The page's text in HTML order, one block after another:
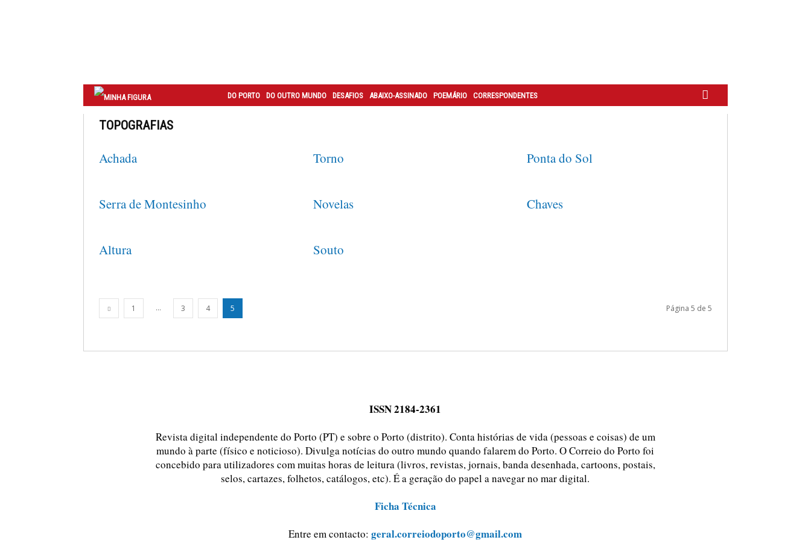
DO PORTO DO OUTRO MUNDO DESAFIOS ABAIXO-ASSINADO POEMÁRIO CORRESPONDENTES
TOPOGRAFIAS
Achada Torno Ponta do Sol
Serra de Montesinho Novelas Chaves
Altura Souto
1 ... 3 4 5 Página 5 de 5
ISSN 2184-2361
Revista digital independente do Porto (PT) e sobre o Porto (distrito). Conta histórias de vida (pessoas e coisas) de um
mundo à parte (físico e noticioso). Divulga notícias do outro mundo quando falarem do Porto. O Correio do Porto foi
concebido para utilizadores com muitas horas de leitura (livros, revistas, jornais, banda desenhada, cartoons, postais,
selos, cartazes, folhetos, catálogos, etc). É a geração do papel a navegar no mar digital.
Ficha Técnica
Entre em contacto:geral.correiodoporto@gmail.com